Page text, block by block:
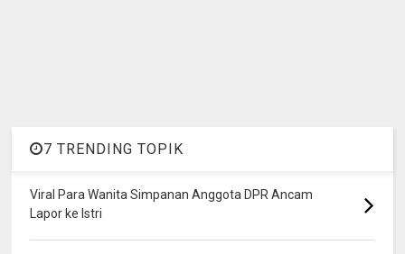
7 TRENDING TOPIK
Viral Para Wanita Simpanan Anggota DPR Ancam
Lapor ke Istri